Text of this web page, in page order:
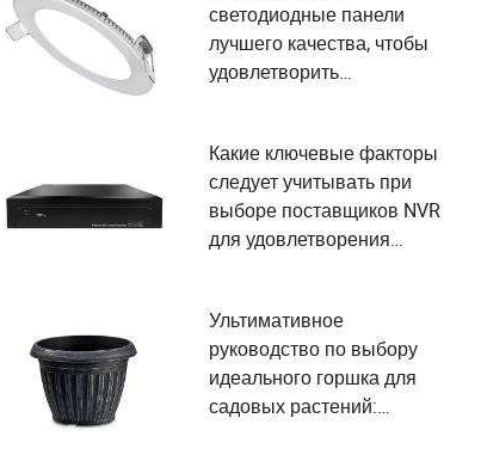
светодиодные панели
лучшего качества, чтобы
удовлетворить
пользователей и критерии
выбора поставщиков?
Какие ключевые факторы
следует учитывать при
выборе поставщиков NVR
для удовлетворения
Ультимативное
руководство по выбору
идеального горшка для
садовых растений: